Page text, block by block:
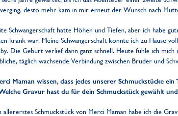
desto mehr kam in mir erneut der Wunsch nach
Schwangerschaft hatte Höhen und Tiefen, aber ich habe
krank war. Meine Schwangerschaft konnte ich zu Hause
Die Geburt verlief dann ganz schnell. Heute fühle ich
täglich wachsende Verbindung zwischen Bruder und
Maman wissen, dass jedes unserer Schmuckstücke
Gravur hast du für dein Schmuckstück gewählt
allererstes Schmuckstück von Merci Maman habe ich die